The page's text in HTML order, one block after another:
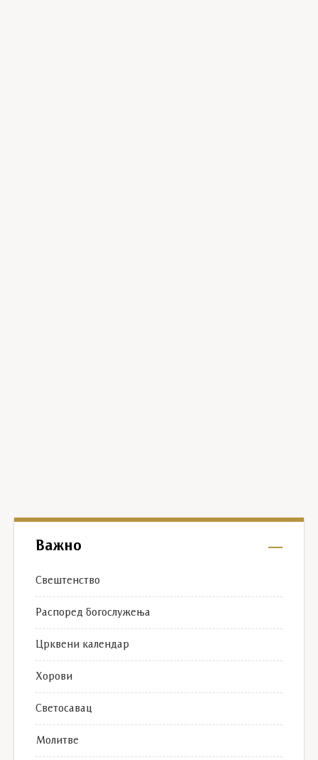
Важно
Свештенство
Распоред богослужења
Црквени календар
Хорови
Светосавац
Молитве